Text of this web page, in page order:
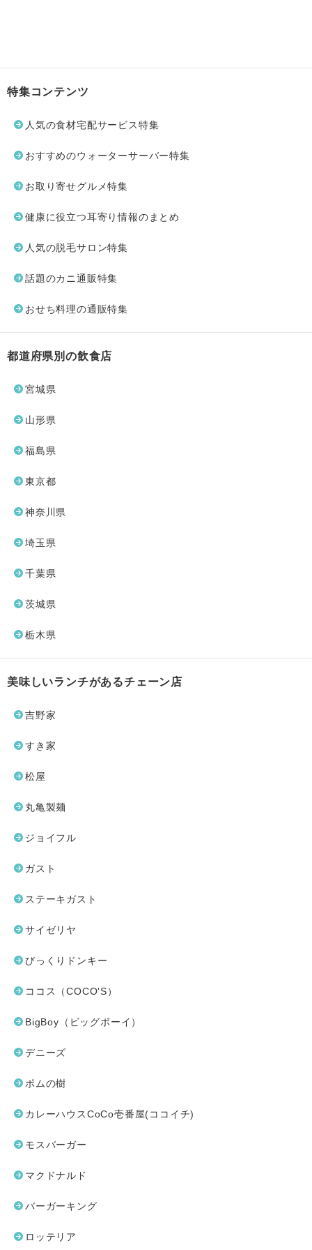
特集コンテンツ
人気の食材宅配サービス特集
おすすめのウォーターサーバー特集
お取り寄せグルメ特集
健康に役立つ耳寄り情報のまとめ
人気の脱毛サロン特集
話題のカニ通販特集
おせち料理の通販特集
都道府県別の飲食店
宮城県
山形県
福島県
東京都
神奈川県
埼玉県
千葉県
茨城県
栃木県
美味しいランチがあるチェーン店
吉野家
すき家
松屋
丸亀製麺
ジョイフル
ガスト
ステーキガスト
サイゼリヤ
びっくりドンキー
ココス（COCO'S）
BigBoy（ビッグボーイ）
デニーズ
ポムの樹
カレーハウスCoCo壱番屋(ココイチ)
モスバーガー
マクドナルド
バーガーキング
ロッテリア